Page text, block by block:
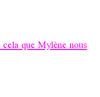
que Mylène nous